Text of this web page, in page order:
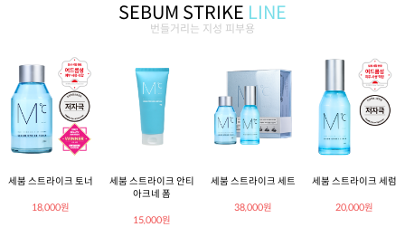
SEBUM STRIKE LINE
번들거리는 지성 피부용
세붐 스트라이크 토너
18,000원
세붐 스트라이크 안티
아크네 폼
15,000원
세붐 스트라이크 세트
38,000원
세붐 스트라이크 세럼
20,000원